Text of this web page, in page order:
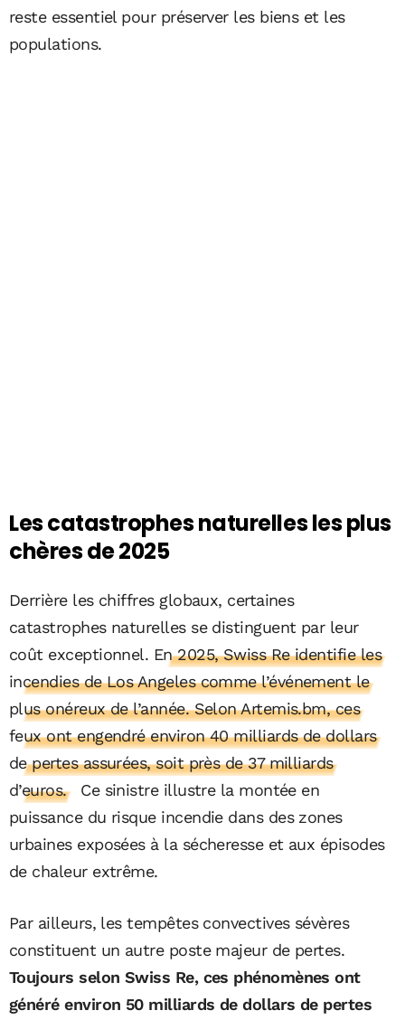
reste essentiel pour préserver les biens et les
populations.
Les catastrophes naturelles les plus
chères de 2025
Derrière les chiffres globaux, certaines
catastrophes naturelles se distinguent par leur
coût exceptionnel. En 2025, Swiss Re identifie les
incendies de Los Angeles comme l’événement le
plus onéreux de l’année. Selon Artemis.bm, ces
feux ont engendré environ 40 milliards de dollars
de pertes assurées, soit près de 37 milliards
d’euros.
Ce sinistre illustre la montée en
puissance du risque incendie dans des zones
urbaines exposées à la sécheresse et aux épisodes
de chaleur extrême.
Par ailleurs, les tempêtes convectives sévères
constituent un autre poste majeur de pertes.
Toujours selon Swiss Re, ces phénomènes ont
généré environ 50 milliards de dollars de pertes